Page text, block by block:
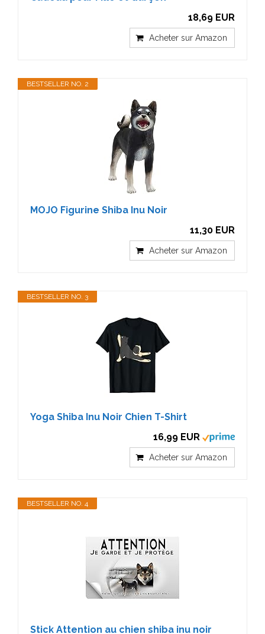
18,69 EUR
Acheter sur Amazon
BESTSELLER NO. 2
MOJO Figurine Shiba Inu Noir
11,30 EUR
Acheter sur Amazon
BESTSELLER NO. 3
Yoga Shiba Inu Noir Chien T-Shirt
16,99 EUR
Acheter sur Amazon
BESTSELLER NO. 4
Stick Attention au chien shiba inu noir